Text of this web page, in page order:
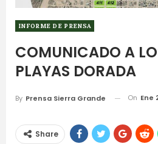
INFORME DE PRENSA
COMUNICADO A
PLAYAS DORADA
By Prensa Sierra Grande On Ene
Share